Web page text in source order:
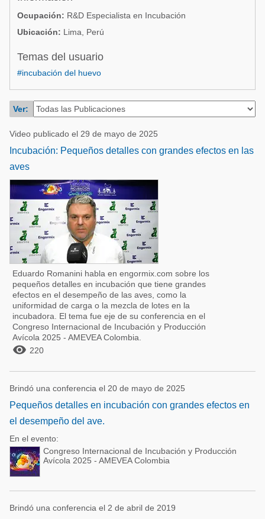
Micotoxinas
Porcicultura
Lechería
Balanceados - Piensos
Comunidades en portugués
Micotoxinas
Avicultura
Ganadería
Ocupación: R&D Especialista en Incubación
Ubicación: Lima, Perú
Temas del usuario
#incubación del huevo
Ver:
Video publicado el 29 de mayo de 2025
Incubación: Pequeños detalles con grandes efectos en las
aves
Eduardo Romanini habla en engormix.com sobre los
pequeños detalles en incubación que tiene grandes
efectos en el desempeño de las aves, como la
uniformidad de carga o la mezcla de lotes en la
incubadora. El tema fue eje de su conferencia en el
Congreso Internacional de Incubación y Producción
Avícola 2025 - AMEVEA Colombia.
 220
Brindó una conferencia el 20 de mayo de 2025
Pequeños detalles en incubación con grandes efectos en
el desempeño del ave.
En el evento:
Congreso Internacional de Incubación y Producción
Avícola 2025 - AMEVEA Colombia
Brindó una conferencia el 2 de abril de 2019